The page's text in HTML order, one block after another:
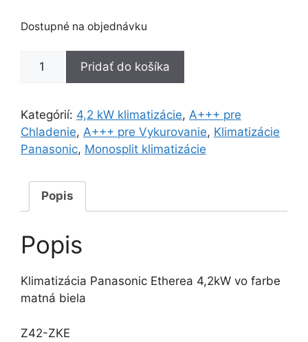
Dostupné na objednávku
Panasonic
4,2kW
Pridať do košíka
Kategórií: 4,2 kW klimatizácie, A+++ pre
Chladenie, A+++ pre Vykurovanie, Klimatizácie
Panasonic, Monosplit klimatizácie
Popis
Popis
Klimatizácia Panasonic Etherea 4,2kW vo farbe
matná biela
Z42-ZKE